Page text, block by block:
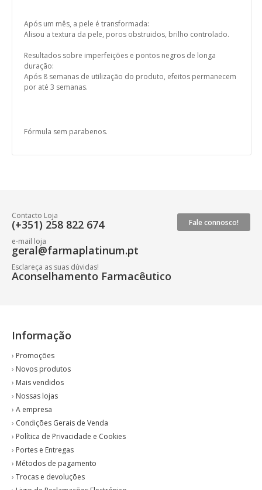
Após um mês, a pele é transformada:
Alisou a textura da pele, poros obstruidos, brilho controlado.
Resultados sobre imperfeições e pontos negros de longa
duração:
Após 8 semanas de utilização do produto, efeitos permanecem
por até 3 semanas.
Fórmula sem parabenos.
Fale connosco!
Contacto Loja
(+351) 258 822 674
e-mail loja
geral@farmaplatinum.pt
Esclareça as suas dúvidas!
Aconselhamento Farmacêutico
Informação
› Promoções
› Novos produtos
› Mais vendidos
› Nossas lojas
› A empresa
› Condições Gerais de Venda
› Política de Privacidade e Cookies
› Portes e Entregas
› Métodos de pagamento
› Trocas e devoluções